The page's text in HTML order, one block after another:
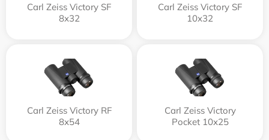
Carl Zeiss Victory SF
8x32
Carl Zeiss Victory SF
10x32
Carl Zeiss Victory RF
8x54
Carl Zeiss Victory
Pocket 10x25